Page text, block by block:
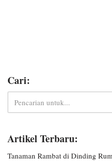
Cari:
Artikel Terbaru:
Tanaman Rambat di Dinding